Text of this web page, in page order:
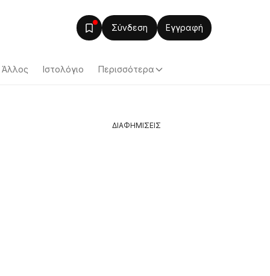
Σύνδεση Εγγραφή
Άλλος Ιστολόγιο Περισσότερα
ΔΙΑΦΗΜΙΣΕΙΣ